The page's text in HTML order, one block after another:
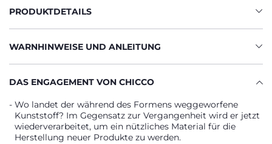
PRODUKTDETAILS
WARNHINWEISE UND ANLEITUNG
DAS ENGAGEMENT VON CHICCO
Wo landet der während des Formens weggeworfene
Kunststoff? Im Gegensatz zur Vergangenheit wird er jetzt
wiederverarbeitet, um ein nützliches Material für die
Herstellung neuer Produkte zu werden.